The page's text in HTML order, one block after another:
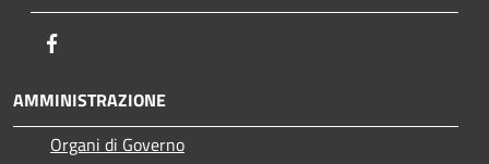
AMMINISTRAZIONE
Organi di Governo